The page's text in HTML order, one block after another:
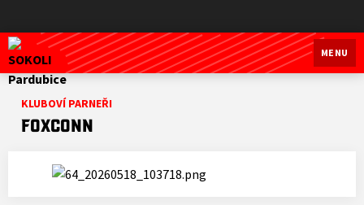
SOKOLI Pardubice
MENU
KLUBOVÍ PARNEŘI
FOXCONN